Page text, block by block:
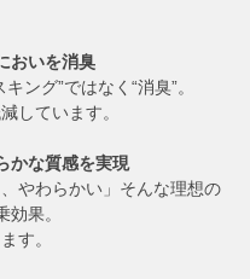
おいを消臭
ング”ではなく“消臭”。
しています。
かな質感を実現
やわらかい」そんな理想の
果。
す。